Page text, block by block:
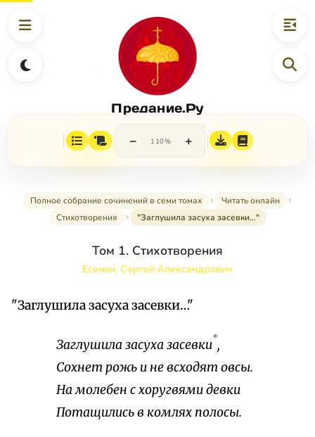
Предание.Ру
− 110% +
Полное собрание сочинений в семи томах
Читать онлайн
Стихотворения
"Заглушила засуха засевки…"
Том 1. Стихотворения
Есенин, Сергей Александрович
"Заглушила засуха засевки…"
Заглушила засуха засевки*,
Сохнет рожь и не всходят овсы.
На молебен с хоругвями девки
Потащились в комлях полосы.